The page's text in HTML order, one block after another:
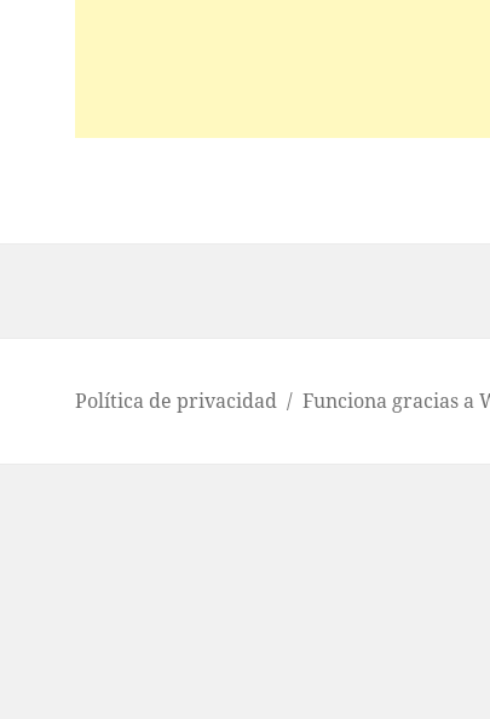
Política de privacidad Funciona gracias a